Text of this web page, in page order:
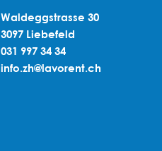
Waldeggstrasse 30
3097 Liebefeld
031 997 34 34
info.zh@lavorent.ch